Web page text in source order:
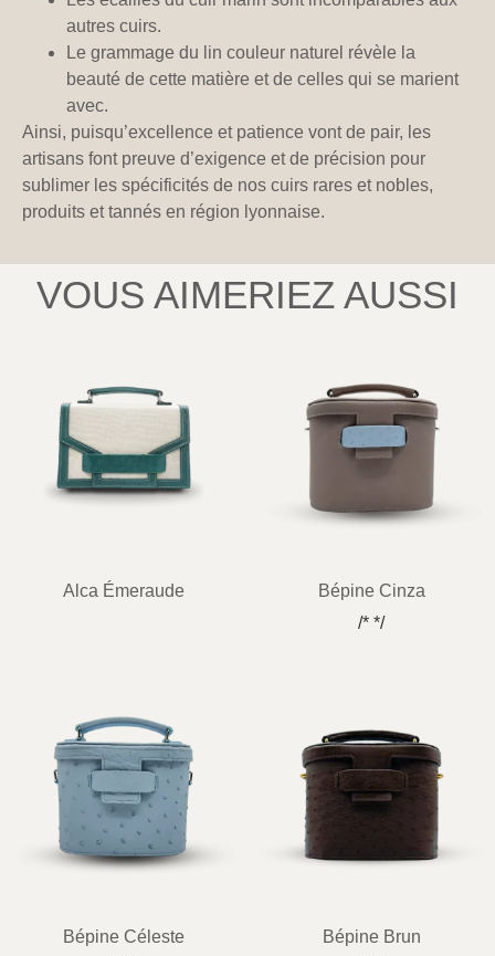
autres cuirs.
Le grammage du lin couleur naturel révèle la
beauté de cette matière et de celles qui se marient
avec.
Ainsi, puisqu’excellence et patience vont de pair, les
artisans font preuve d’exigence et de précision pour
sublimer les spécificités de nos cuirs rares et nobles,
produits et tannés en région lyonnaise.
VOUS AIMERIEZ AUSSI
Alca Émeraude
Bépine Cinza
/* */
Bépine Céleste
Bépine Brun